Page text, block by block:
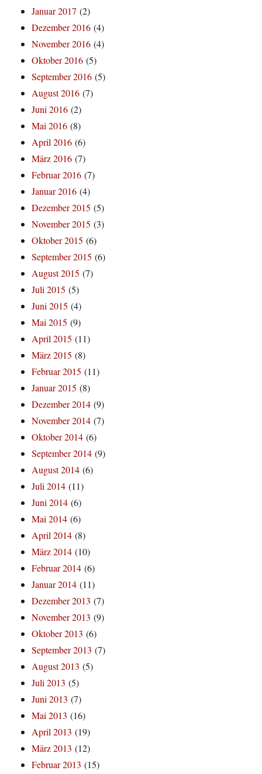
Januar 2017 (2)
Dezember 2016 (4)
November 2016 (4)
Oktober 2016 (5)
September 2016 (5)
August 2016 (7)
Juni 2016 (2)
Mai 2016 (8)
April 2016 (6)
März 2016 (7)
Februar 2016 (7)
Januar 2016 (4)
Dezember 2015 (5)
November 2015 (3)
Oktober 2015 (6)
September 2015 (6)
August 2015 (7)
Juli 2015 (5)
Juni 2015 (4)
Mai 2015 (9)
April 2015 (11)
März 2015 (8)
Februar 2015 (11)
Januar 2015 (8)
Dezember 2014 (9)
November 2014 (7)
Oktober 2014 (6)
September 2014 (9)
August 2014 (6)
Juli 2014 (11)
Juni 2014 (6)
Mai 2014 (6)
April 2014 (8)
März 2014 (10)
Februar 2014 (6)
Januar 2014 (11)
Dezember 2013 (7)
November 2013 (9)
Oktober 2013 (6)
September 2013 (7)
August 2013 (5)
Juli 2013 (5)
Juni 2013 (7)
Mai 2013 (16)
April 2013 (19)
März 2013 (12)
Februar 2013 (15)